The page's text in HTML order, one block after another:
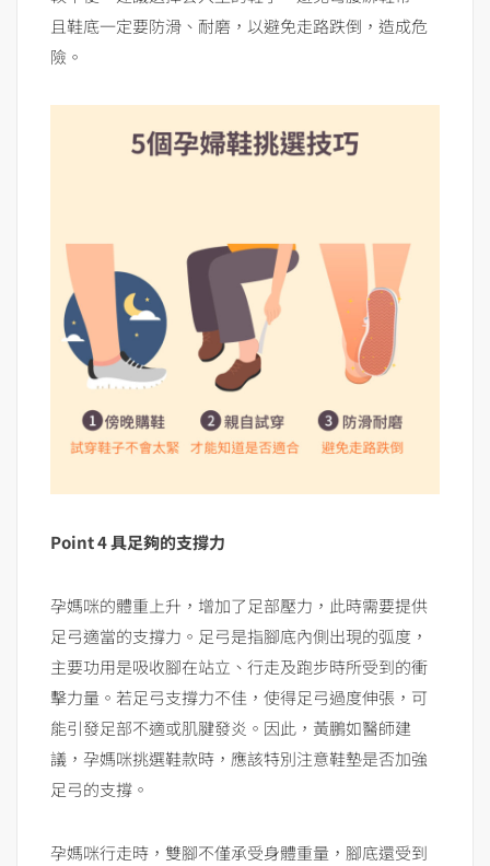
且鞋底一定要防滑、耐磨，以避免走路跌倒，造成危
險。
Point 4 具足夠的支撐力
孕媽咪的體重上升，增加了足部壓力，此時需要提供
足弓適當的支撐力。足弓是指腳底內側出現的弧度，
主要功用是吸收腳在站立、行走及跑步時所受到的衝
擊力量。若足弓支撐力不佳，使得足弓過度伸張，可
能引發足部不適或肌腱發炎。因此，黃鵬如醫師建
議，孕媽咪挑選鞋款時，應該特別注意鞋墊是否加強
足弓的支撐。
孕媽咪行走時，雙腳不僅承受身體重量，腳底還受到